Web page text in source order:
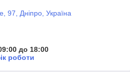
97, Дніпро, Україна
до 18:00
роботи